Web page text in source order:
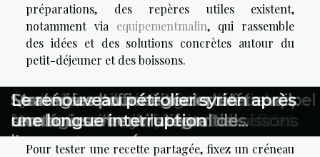
préparations, des repères utiles existent,
notamment via equipementmalin, qui rassemble
des idées et des solutions concrètes autour du
petit-déjeuner et des boissons.
Pour passer à l’action, sans
pression
Pour tester une recette partagée, fixez un créneau
Raconter sa reconversion avec
sincérité dans sa lettre de motivation
Écologie et entreprise : comment
recycler efficacement avec une cuve
à huile de vidange ?
Comment le crédit d'impôt peut
bénéficier aux services à domicile ?
Quels critères pour choisir un service
d’enlèvement d’épaves efficace ?
Évaluation et certification en
management : enjeux et bénéfices
Conseils essentiels pour choisir la
bonne licence de débit de boissons
Quand faut-il envisager de faire appel
à un conseiller juridique ?
Maximiser l'efficacité du télétravail :
stratégies et outils essentiels
Stratégies pour négocier un
remboursement intégral de
l'acompte versé
Le renouveau pétrolier syrien après
une longue interruption